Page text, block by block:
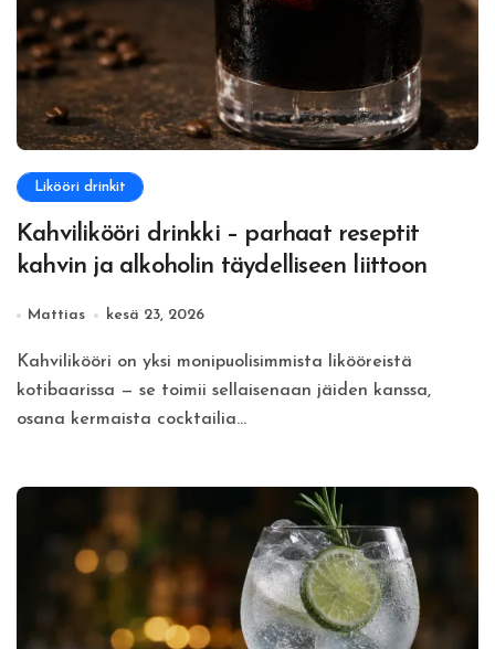
Likööri drinkit
Kahvilikööri drinkki – parhaat reseptit
kahvin ja alkoholin täydelliseen liittoon
Mattias kesä 23, 2026
Kahvilikööri on yksi monipuolisimmista likööreistä
kotibaarissa — se toimii sellaisenaan jäiden kanssa,
osana kermaista cocktailia...